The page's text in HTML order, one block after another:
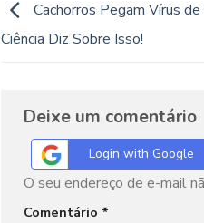
Cachorros Pegam Vírus
Ciência Diz Sobre Isso!
Deixe um comentário
Login with Google
O seu endereço de e-mail
Comentário *